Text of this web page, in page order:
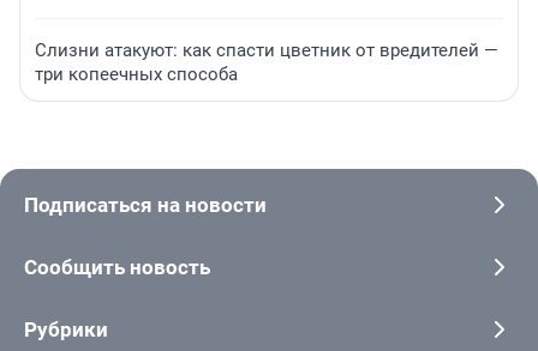
Слизни атакуют: как спасти цветник от вредителей —
три копеечных способа
Подписаться на новости
Сообщить новость
Рубрики